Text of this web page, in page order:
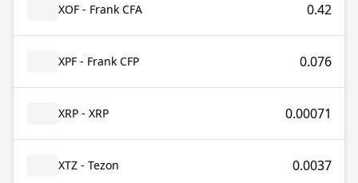
XOF - Frank CFA 0.42
XPF - Frank CFP 0.076
XRP - XRP 0.00071
XTZ - Tezon 0.0037